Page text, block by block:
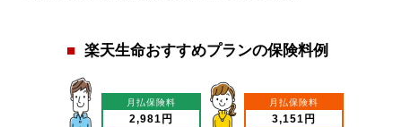
楽天生命おすすめプランの保険料例
月払保険料
2,981円
月払保険料
3,151円